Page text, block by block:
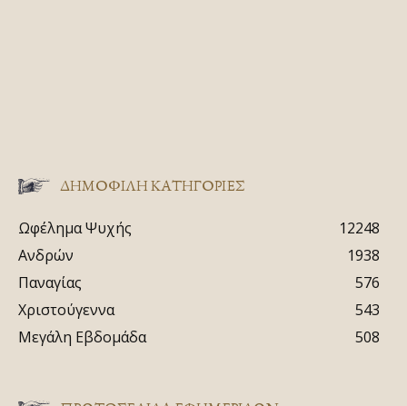
ΔΗΜΟΦΙΛΗ ΚΑΤΗΓΟΡΙΕΣ
Ωφέλημα Ψυχής
12248
Ανδρών
1938
Παναγίας
576
Χριστούγεννα
543
Μεγάλη Εβδομάδα
508